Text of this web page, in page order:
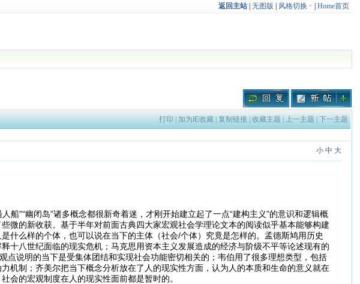
返回主站| 无图版 风格切换 Home首页
打印 | 加为IE收藏| 复制链接| 收藏主题 | 上一主题 | 下一主题
小 中 大
船”“幽闭岛”诸多概念都很新奇着迷，才刚开始建立起了一点“建构主义”的意识和逻辑概
微的新收获。基于半年对前面古典四大家宏观社会学理论文本的阅读似乎基本能够构建
什么样的个体，也可以说在当下的主体（社会/个体）究竟是怎样的。孟德斯鸠用历史
十八世纪面临的现实危机；马克思用资本主义发展造成的经济与阶级不平等论述现有的
点说明的当下是受集体团结和实现社会功能密切相关的；韦伯用了很多理想类型，包括
机制；齐美尔把当下概念分析放在了人的现实性方面，认为人的本质和生命的意义就在
会的宏观制度在人的现实性面前都是暂时的。